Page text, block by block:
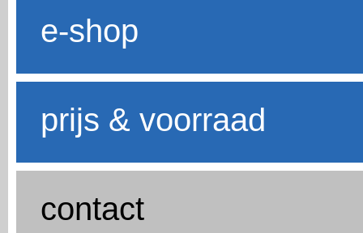
e-shop
prijs & voorraad
contact